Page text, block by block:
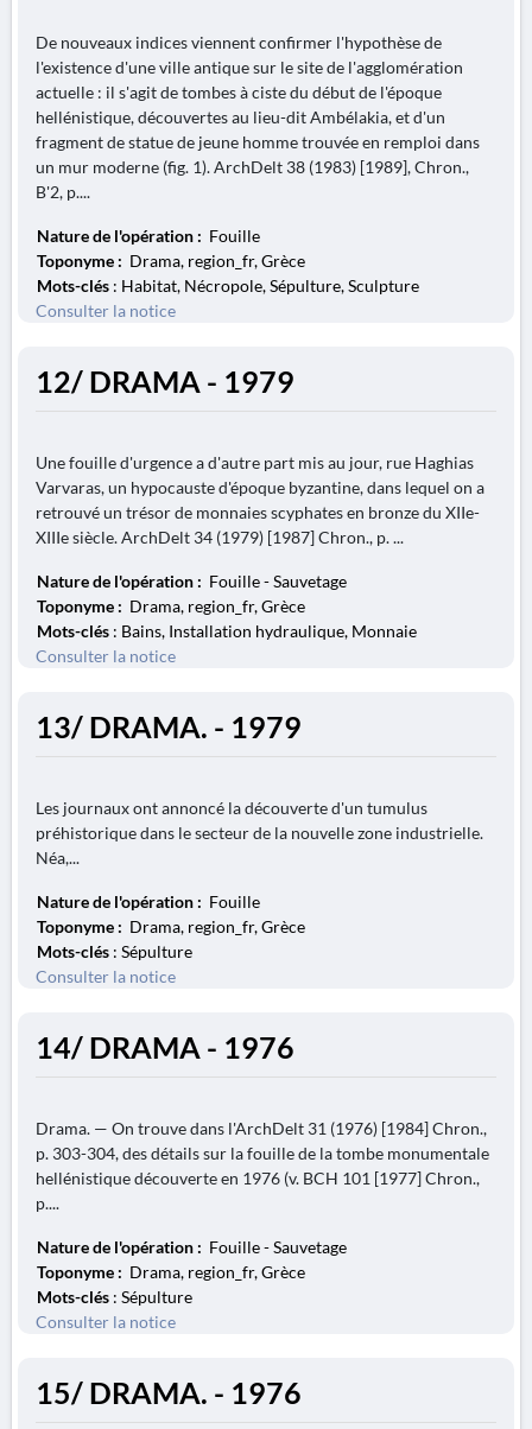
De nouveaux indices viennent confirmer l'hypothèse de
l'existence d'une ville antique sur le site de l'agglomération
actuelle : il s'agit de tombes à ciste du début de l'époque
hellénistique, découvertes au lieu-dit Ambélakia, et d'un
fragment de statue de jeune homme trouvée en remploi dans
un mur moderne (fig. 1). ArchDelt 38 (1983) [1989], Chron.,
B'2, p....
Nature de l'opération : Fouille
Toponyme : Drama, region_fr, Grèce
Mots-clés : Habitat, Nécropole, Sépulture, Sculpture
Consulter la notice
12/ DRAMA - 1979
Une fouille d'urgence a d'autre part mis au jour, rue Haghias
Varvaras, un hypocauste d'époque byzantine, dans lequel on a
retrouvé un trésor de monnaies scyphates en bronze du XIIe-
XIIIe siècle. ArchDelt 34 (1979) [1987] Chron., p. ...
Nature de l'opération : Fouille - Sauvetage
Toponyme : Drama, region_fr, Grèce
Mots-clés : Bains, Installation hydraulique, Monnaie
Consulter la notice
13/ DRAMA. - 1979
Les journaux ont annoncé la découverte d'un tumulus
préhistorique dans le secteur de la nouvelle zone industrielle.
Néa,...
Nature de l'opération : Fouille
Toponyme : Drama, region_fr, Grèce
Mots-clés : Sépulture
Consulter la notice
14/ DRAMA - 1976
Drama. — On trouve dans l'ArchDelt 31 (1976) [1984] Chron.,
p. 303-304, des détails sur la fouille de la tombe monumentale
hellénistique découverte en 1976 (v. BCH 101 [1977] Chron.,
p....
Nature de l'opération : Fouille - Sauvetage
Toponyme : Drama, region_fr, Grèce
Mots-clés : Sépulture
Consulter la notice
15/ DRAMA. - 1976